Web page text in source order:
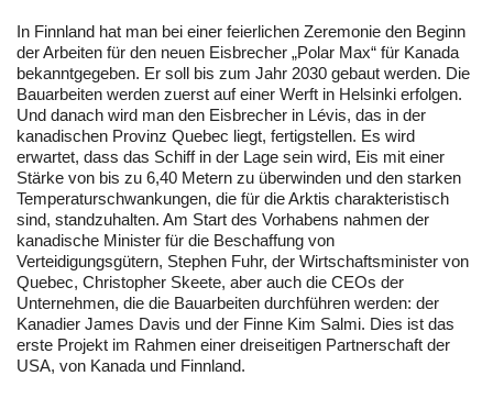
In Finnland hat man bei einer feierlichen Zeremonie den Beginn
der Arbeiten für den neuen Eisbrecher „Polar Max“ für Kanada
bekanntgegeben. Er soll bis zum Jahr 2030 gebaut werden. Die
Bauarbeiten werden zuerst auf einer Werft in Helsinki erfolgen.
Und danach wird man den Eisbrecher in Lévis, das in der
kanadischen Provinz Quebec liegt, fertigstellen. Es wird
erwartet, dass das Schiff in der Lage sein wird, Eis mit einer
Stärke von bis zu 6,40 Metern zu überwinden und den starken
Temperaturschwankungen, die für die Arktis charakteristisch
sind, standzuhalten. Am Start des Vorhabens nahmen der
kanadische Minister für die Beschaffung von
Verteidigungsgütern, Stephen Fuhr, der Wirtschaftsminister von
Quebec, Christopher Skeete, aber auch die CEOs der
Unternehmen, die die Bauarbeiten durchführen werden: der
Kanadier James Davis und der Finne Kim Salmi. Dies ist das
erste Projekt im Rahmen einer dreiseitigen Partnerschaft der
USA, von Kanada und Finnland.